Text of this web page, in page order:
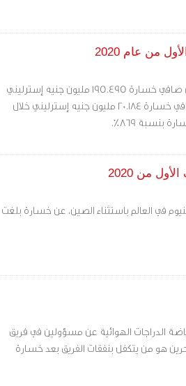
مرآة البحرين: أعلنت شركة ماكلارين عن تسجيل صافي خسارة 195.495 مليون جنيه إسترليني
خلال النصف الأول من عام 2020، بالمقارنة مع صافي خسارة 20.184 مليون جنيه إسترليني خلال
بنسبة 869%.
في العالم باستثناء الصين، عن خسارة بلغت
الدراجات الهوائية عن مسؤولين في فريق
هو من يتكفل بنفقات الفريق بعد خسارة